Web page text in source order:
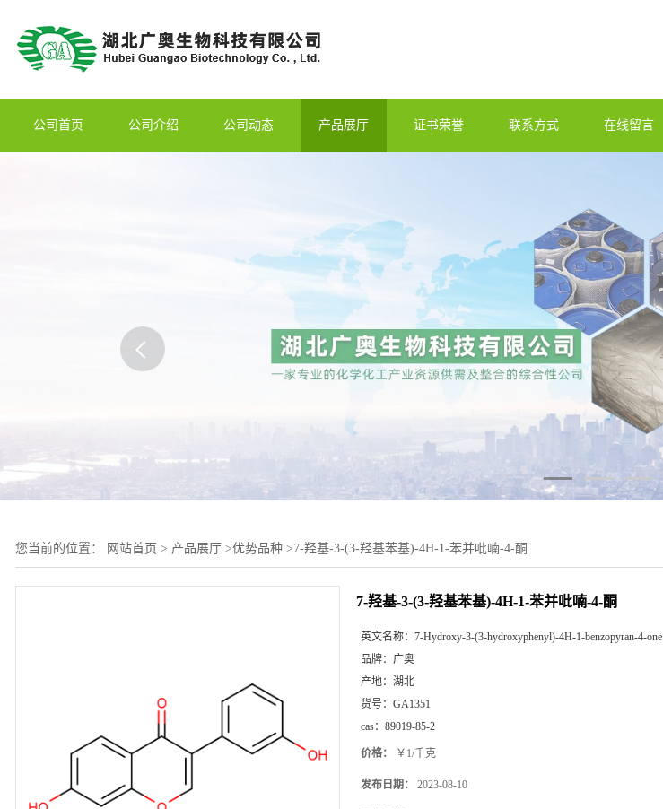
公司首页 公司介绍 公司动态 产品展厅 证书荣誉 联系方式 在线留言
您当前的位置： 网站首页 > 产品展厅 >优势品种 >7-羟基-3-(3-羟基苯基)-4H-1-苯并吡喃-4-酮
7-羟基-3-(3-羟基苯基)-4H-1-苯并吡喃-4-酮
英文名称： 7-Hydroxy-3-(3-hydroxyphenyl)-4H-1-benzopyran-4-one
品牌： 广奥
产地： 湖北
货号： GA1351
cas： 89019-85-2
价格： ￥1/千克
发布日期： 2023-08-10